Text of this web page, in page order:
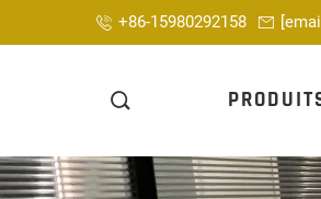
+86-15980292158